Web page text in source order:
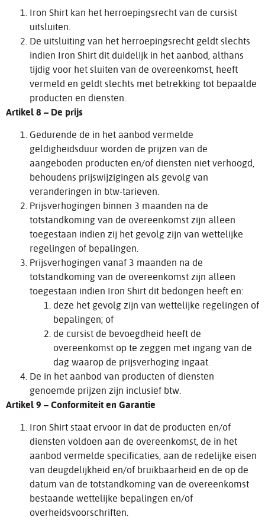
Iron Shirt kan het herroepingsrecht van de cursist
uitsluiten.
De uitsluiting van het herroepingsrecht geldt slechts
indien Iron Shirt dit duidelijk in het aanbod, althans
tijdig voor het sluiten van de overeenkomst, heeft
vermeld en geldt slechts met betrekking tot bepaalde
producten en diensten.
Artikel 8 – De prijs
Gedurende de in het aanbod vermelde
geldigheidsduur worden de prijzen van de
aangeboden producten en/of diensten niet verhoogd,
behoudens prijswijzigingen als gevolg van
veranderingen in btw-tarieven.
Prijsverhogingen binnen 3 maanden na de
totstandkoming van de overeenkomst zijn alleen
toegestaan indien zij het gevolg zijn van wettelijke
regelingen of bepalingen.
Prijsverhogingen vanaf 3 maanden na de
totstandkoming van de overeenkomst zijn alleen
toegestaan indien Iron Shirt dit bedongen heeft en:
deze het gevolg zijn van wettelijke regelingen of
bepalingen; of
de cursist de bevoegdheid heeft de
overeenkomst op te zeggen met ingang van de
dag waarop de prijsverhoging ingaat.
De in het aanbod van producten of diensten
genoemde prijzen zijn inclusief btw.
Artikel 9 – Conformiteit en Garantie
Iron Shirt staat ervoor in dat de producten en/of
diensten voldoen aan de overeenkomst, de in het
aanbod vermelde specificaties, aan de redelijke eisen
van deugdelijkheid en/of bruikbaarheid en de op de
datum van de totstandkoming van de overeenkomst
bestaande wettelijke bepalingen en/of
overheidsvoorschriften.